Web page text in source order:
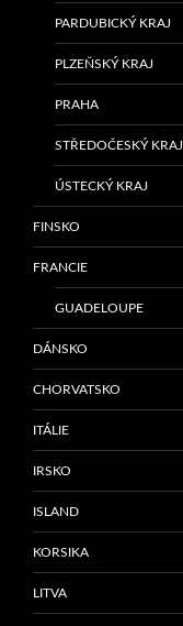
PARDUBICKÝ KRAJ
PLZEŇSKÝ KRAJ
PRAHA
STŘEDOČESKÝ KRAJ
ÚSTECKÝ KRAJ
FINSKO
FRANCIE
GUADELOUPE
DÁNSKO
CHORVATSKO
ITÁLIE
IRSKO
ISLAND
KORSIKA
LITVA